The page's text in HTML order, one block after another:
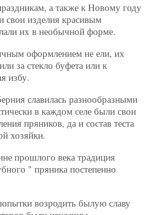
а также к Новому году
свои изделия красивым
их в необычной форме.
оформлением не ели, их
за стекло буфета или к
избу.
славилась разнообразными
в каждом селе были свои
пряников, да и состав теста
хозяйки.
прошлого века традиция
" пряника постепенно
возродить былую славу